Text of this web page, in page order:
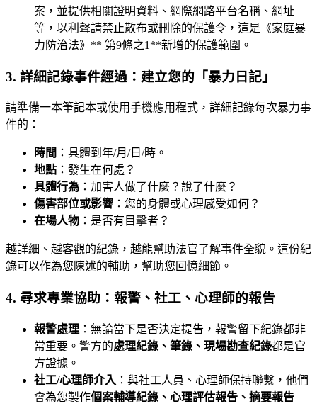
案，並提供相關證明資料、網際網路平台名稱、網址
等，以利聲請禁止散布或刪除的保護令，這是《家庭暴
力防治法》** 第9條之1**新增的保護範圍。
3. 詳細記錄事件經過：建立您的「暴力日記」
請準備一本筆記本或使用手機應用程式，詳細記錄每次暴力事
件的：
時間 ：具體到年/月/日/時。
地點 ：發生在何處？
具體行為 ：加害人做了什麼？說了什麼？
傷害部位或影響 ：您的身體或心理感受如何？
在場人物 ：是否有目擊者？
越詳細、越客觀的紀錄，越能幫助法官了解事件全貌。這份紀
錄可以作為您陳述的輔助，幫助您回憶細節。
4. 尋求專業協助：報警、社工、心理師的報告
報警處理 ：無論當下是否決定提告，報警留下紀錄都非
常重要。警方的處理紀錄、筆錄、現場勘查紀錄都是官
方證據。
社工/心理師介入 ：與社工人員、心理師保持聯繫，他們
會為您製作個案輔導紀錄、心理評估報告、摘要報告